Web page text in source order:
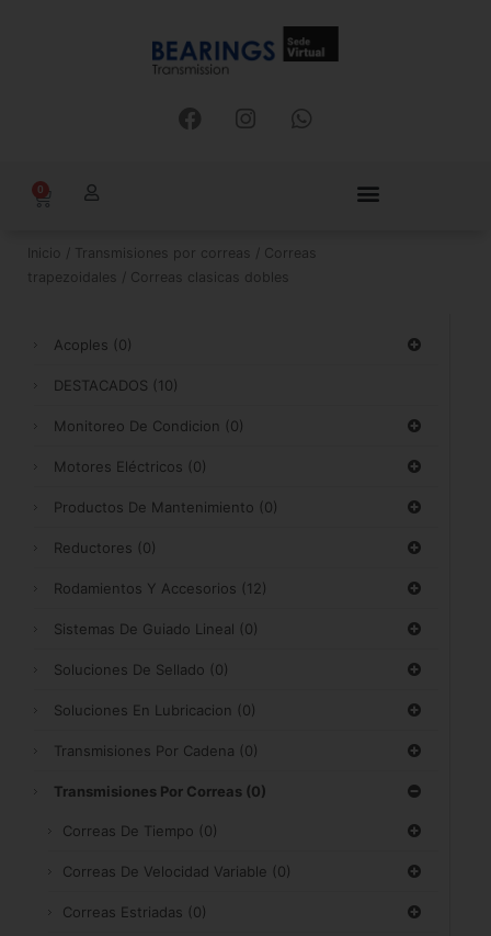
F
a
o
k
I
n
r
a
m
W
h
p
0
Carrito
Inicio / Transmisiones por correas / Correas
trapezoidales / Correas clasicas dobles
Acoples (0)
DESTACADOS (10)
Monitoreo De Condicion (0)
Motores Eléctricos (0)
Productos De Mantenimiento (0)
Reductores (0)
Rodamientos Y Accesorios (12)
Sistemas De Guiado Lineal (0)
Soluciones De Sellado (0)
Soluciones En Lubricacion (0)
Transmisiones Por Cadena (0)
Transmisiones Por Correas (0)
Correas De Tiempo (0)
Correas De Velocidad Variable (0)
Correas Estriadas (0)